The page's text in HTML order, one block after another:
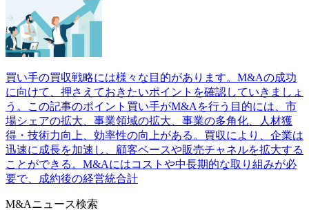
買い手の買収戦略には様々な目的があります。M&Aの成功
に向けて、押さえておきたいポイントを確認していきましょ
う。この記事のポイント買い手がM&Aを行う目的には、市
場シェアの拡大、事業領域の拡大、事業の多角化、人材獲
得・技術力向上、効率性の向上がある。買収により、企業は
迅速に成長を加速し、顧客ベースや販売チャネルを拡大する
ことができる。M&Aにはコストや中長期的な取り組みが必
要で、成約後の経営統合計
M&Aニュース検索